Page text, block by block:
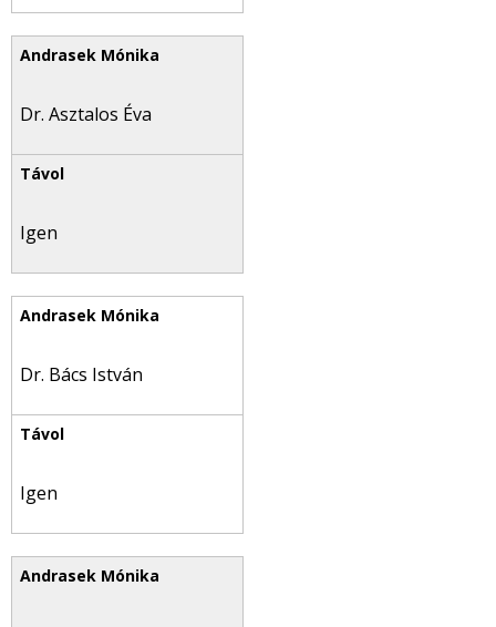
Dr. Asztalos Éva
Igen
Dr. Bács István
Igen